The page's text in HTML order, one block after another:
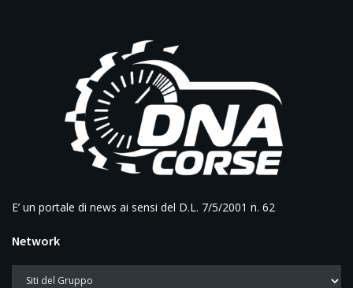
E’ un portale di news ai sensi del D.L. 7/5/2001 n. 62
Network